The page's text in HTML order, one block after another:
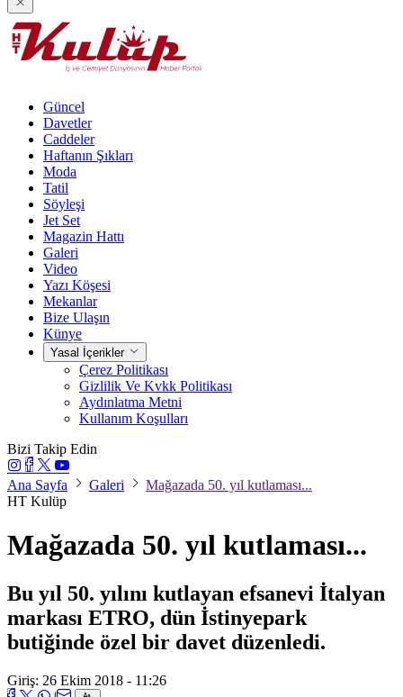
Güncel
Davetler
Caddeler
Haftanın Şıkları
Moda
Tatil
Söyleşi
Jet Set
Magazin Hattı
Galeri
Video
Yazı Köşesi
Mekanlar
Bize Ulaşın
Künye
Yasal İçerikler
Çerez Politikası
Gizlilik Ve Kvkk Politikası
Aydınlatma Metni
Kullanım Koşulları
Bizi Takip Edin
Ana Sayfa Galeri
Mağazada 50. yıl kutlaması...
HT Kulüp
Mağazada 50. yıl kutlaması...
Bu yıl 50. yılını kutlayan efsanevi İtalyan
markası ETRO, dün İstinyepark
butiğinde özel bir davet düzenledi.
Giriş: 26 Ekim 2018 - 11:26